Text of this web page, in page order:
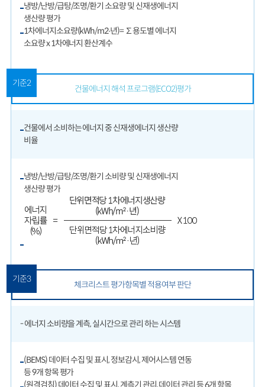
냉방/난방/급탕/조명/환기 소요량 및 신재생에너지
생산량 평가
1차에너지소요량(kWh/m2∙년)= ∑용도별 에너지
소요량 x 1차에너지 환산계수
기준2
건물에너지 해석 프로그램(ECO2)평가
건물에서 소비하는 에너지 중 신재생에너지 생산량
비율
냉방/난방/급탕/조명/환기 소비량 및 신재생에너지
생산량 평가
기준3
체크리스트 평가항목별 적용여부 판단
- 에너지 소비량을 계측, 실시간으로 관리 하는 시스템
(BEMS) 데이터 수집 및 표시, 정보감시, 제어시스템 연동
등 9개 항목 평가
(원격검침) 데이터 수집 및 표시, 계측기 관리, 데이터 관리 등 6개 항목